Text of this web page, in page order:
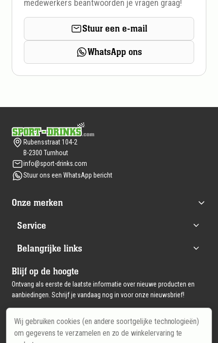
medewerkers beantwoorden je vragen graag!
Stuur een e-mail
WhatsApp ons
Rubensstraat 104-2
B-2300 Turnhout
info@sport-drinks.com
Stuur ons een WhatsApp bericht
Onze merken
Service
Belangrijke links
Blijf op de hoogte
Ontvang als eerste de laatste informatie over nieuwe producten en
aanbiedingen. Schrijf je vandaag nog in voor onze nieuwsbrief!
Email
Inschrijven
Wij gebruiken cookies (en andere soortgelijke technologieën)
om gegevens te verzamelen en zo de winkelervaring te